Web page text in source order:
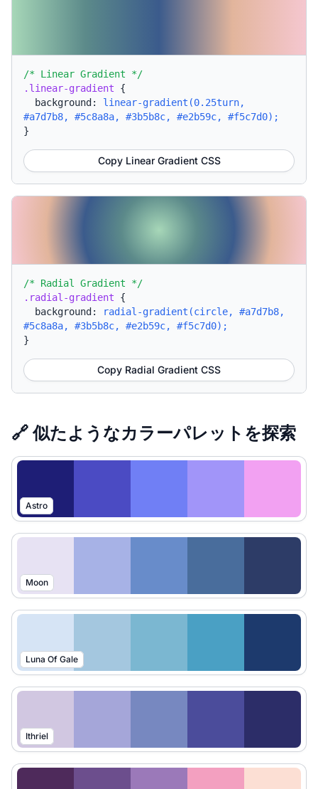
/* Linear Gradient */
.linear-gradient {
background: linear-gradient(0.25turn,
#a7d7b8, #5c8a8a, #3b5b8c, #e2b59c, #f5c7d0);
}
Copy Linear Gradient CSS
/* Radial Gradient */
.radial-gradient {
background:
radial-gradient(circle, #a7d7b8,
#5c8a8a, #3b5b8c, #e2b59c, #f5c7d0);
}
Copy Radial Gradient CSS
🔗 似たようなカラーパレットを探索
Astro
Moon
Luna Of Gale
Ithriel